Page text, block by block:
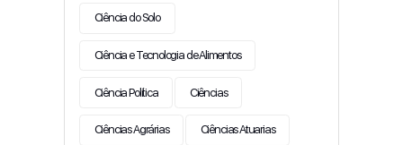
Ciência do Solo
Ciência e Tecnologia de Alimentos
Ciência Política Ciências
Ciências Agrárias Ciências Atuarias